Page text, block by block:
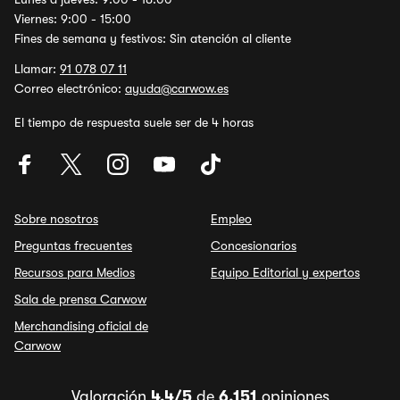
Viernes: 9:00 - 15:00
Fines de semana y festivos: Sin atención al cliente
Llamar: 91 078 07 11
Correo electrónico: ayuda@carwow.es
El tiempo de respuesta suele ser de 4 horas
Sobre nosotros
Preguntas frecuentes
Recursos para Medios
Sala de prensa Carwow
Merchandising oficial de
Carwow
Empleo
Concesionarios
Equipo Editorial y expertos
Valoración 4,4/5de 6.151 opiniones